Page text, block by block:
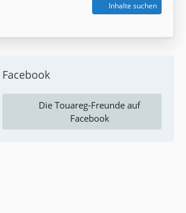
Inhalte suchen
Facebook
Die Touareg-Freunde auf
Facebook